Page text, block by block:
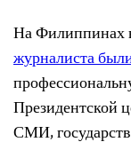
На Филиппинах
журналиста
Президентской
СМИ,